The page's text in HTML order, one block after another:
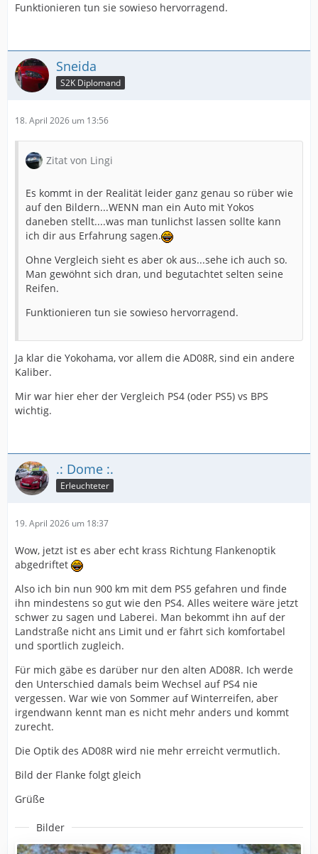
Funktionieren tun sie sowieso hervorragend.
Sneida
S2K Diplomand
18. April 2026 um 13:56
Zitat von Lingi
Es kommt in der Realität leider ganz genau so rüber wie
auf den Bildern...WENN man ein Auto mit Yokos
daneben stellt....was man tunlichst lassen sollte kann
ich dir aus Erfahrung sagen.
Ohne Vergleich sieht es aber ok aus...sehe ich auch so.
Man gewöhnt sich dran, und begutachtet selten seine
Reifen.
Funktionieren tun sie sowieso hervorragend.
Ja klar die Yokohama, vor allem die AD08R, sind ein andere
Kaliber.
Mir war hier eher der Vergleich PS4 (oder PS5) vs BPS
wichtig.
.: Dome :.
Erleuchteter
19. April 2026 um 18:37
Wow, jetzt ist es aber echt krass Richtung Flankenoptik
abgedriftet
Also ich bin nun 900 km mit dem PS5 gefahren und finde
ihn mindestens so gut wie den PS4. Alles weitere wäre jetzt
schwer zu sagen und Laberei. Man bekommt ihn auf der
Landstraße nicht ans Limit und er fährt sich komfortabel
und sportlich zugleich.
Für mich gäbe es darüber nur den alten AD08R. Ich werde
den Unterschied damals beim Wechsel auf PS4 nie
vergessen. War wie von Sommer auf Winterreifen, aber
irgendwann kennt man es nicht mehr anders und kommt
zurecht.
Die Optik des AD08R wird nie mehr erreicht vermutlich.
Bild der Flanke folgt gleich
Grüße
Bilder